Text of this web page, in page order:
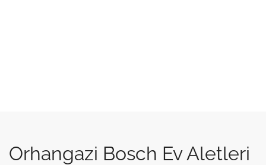
Orhangazi Bosch Ev Aletleri